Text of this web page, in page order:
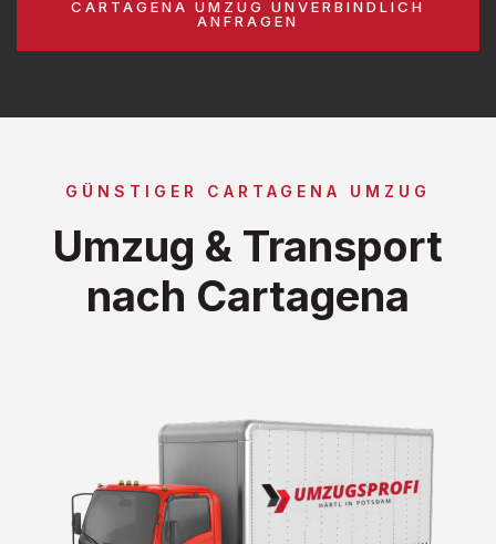
CARTAGENA UMZUG UNVERBINDLICH
ANFRAGEN
GÜNSTIGER CARTAGENA UMZUG
Umzug & Transport
nach Cartagena